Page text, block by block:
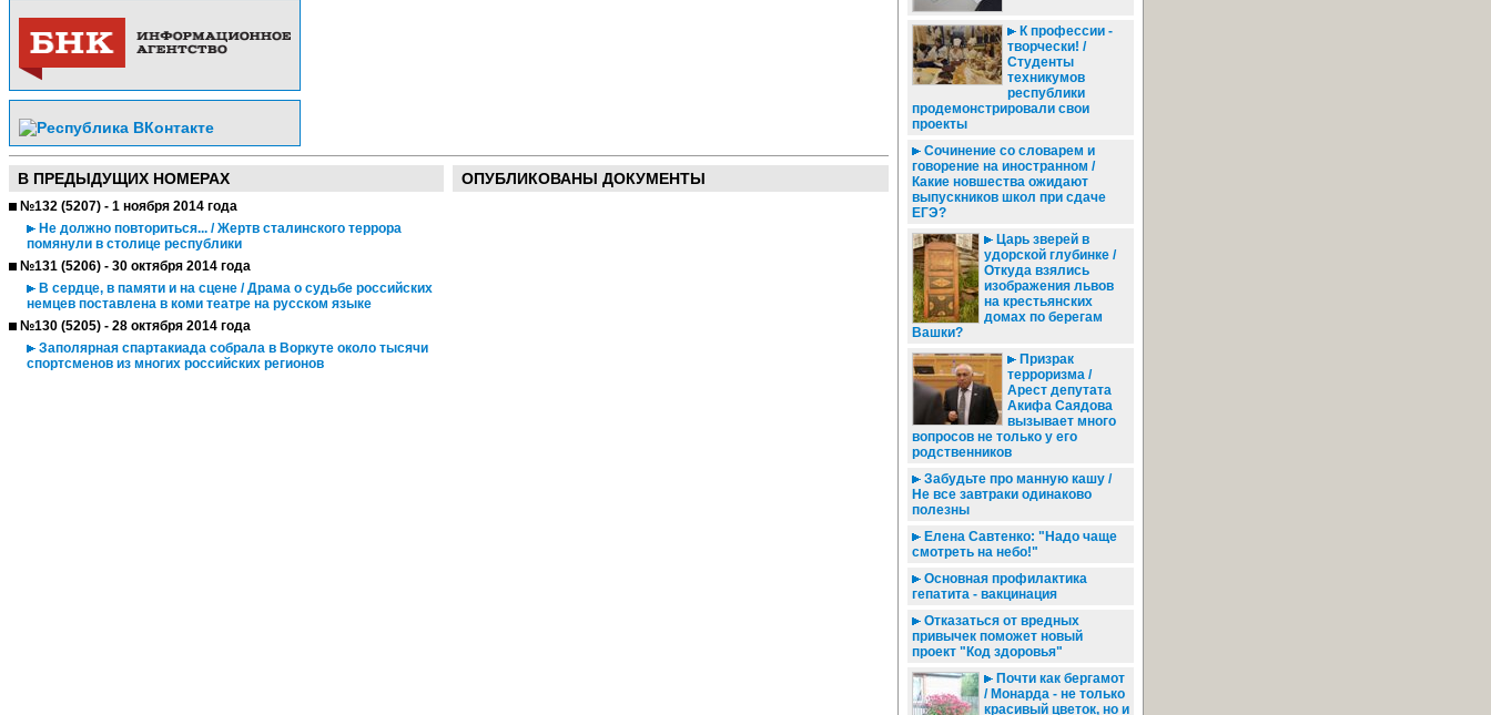
В ПРЕДЫДУЩИХ НОМЕРАХ
№132 (5207) - 1 ноября 2014 года
Не должно повториться... / Жертв сталинского террора
помянули в столице республики
№131 (5206) - 30 октября 2014 года
В сердце, в памяти и на сцене / Драма о судьбе российских
немцев поставлена в коми театре на русском языке
№130 (5205) - 28 октября 2014 года
Заполярная спартакиада собрала в Воркуте около тысячи
спортсменов из многих российских регионов
ОПУБЛИКОВАНЫ ДОКУМЕНТЫ
К профессии -
творчески! /
Студенты
техникумов
республики
продемонстрировали свои
проекты
Сочинение со словарем и
говорение на иностранном /
Какие новшества ожидают
выпускников школ при сдаче
ЕГЭ?
Царь зверей в
удорской глубинке /
Откуда взялись
изображения львов
на крестьянских
домах по берегам
Вашки?
Призрак
терроризма /
Арест депутата
Акифа Саядова
вызывает много
вопросов не только у его
родственников
Забудьте про манную кашу /
Не все завтраки одинаково
полезны
Елена Савтенко: "Надо чаще
смотреть на небо!"
Основная профилактика
гепатита - вакцинация
Отказаться от вредных
привычек поможет новый
проект "Код здоровья"
Почти как бергамот
/ Монарда - не только
красивый цветок, но и